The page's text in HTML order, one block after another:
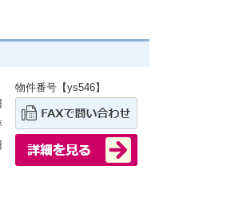
物件番号【ys546】